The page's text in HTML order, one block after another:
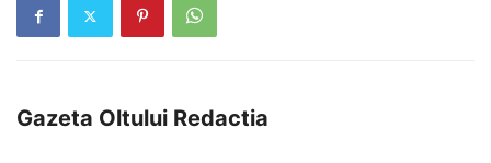
Gazeta Oltului Redactia